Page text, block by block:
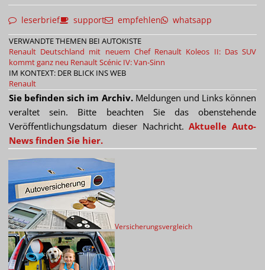
leserbrief support empfehlen whatsapp
VERWANDTE THEMEN BEI AUTOKISTE
Renault Deutschland mit neuem Chef Renault Koleos II: Das SUV
kommt ganz neu Renault Scénic IV: Van-Sinn
IM KONTEXT: DER BLICK INS WEB
Renault
Sie befinden sich im Archiv.Meldungen und Links können
veraltet sein. Bitte beachten Sie das obenstehende
Veröffentlichungsdatum dieser Nachricht.Aktuelle Auto-
News finden Sie hier.
Versicherungsvergleich